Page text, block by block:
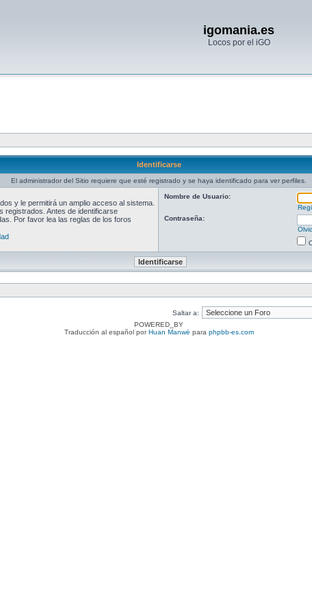
igomania.es
Locos por el iGO
Identificarse
El administrador del Sitio requiere que esté registrado y se haya identificado para ver perfiles.
y le permitirá un amplio acceso al sistema.
registrados. Antes de identificarse
Por favor lea las reglas de los foros
Nombre de Usuario:
Contraseña:
Saltar a:
POWERED_BY
Traducción al español porHuan Manwë para phpbb-es.com